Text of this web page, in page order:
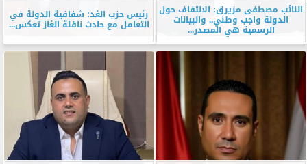
النائب مصطفى مزيرق: الالتفاف حول
الدولة واجب وطني.. والبيانات
الرسمية هي المصدر...
رئيس حزب الغد: شفافية الدولة في
التعامل مع حادث ناقلة الغاز تعكس...